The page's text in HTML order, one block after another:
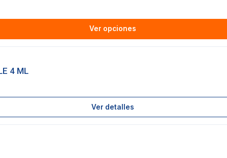
Ver opciones
4 ML
Ver detalles